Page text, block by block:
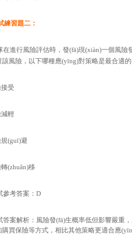
練習題二：
在進行風險評估時，發(fā)現(xiàn)一個風
該風險，以下哪種應(yīng)對策略是最合適
受
輕
(guī)避
(zhuǎn)移
參考答案：D
答案解析：風險發(fā)生概率低但影響嚴重
購買保險等方式，相比其他策略更適合應